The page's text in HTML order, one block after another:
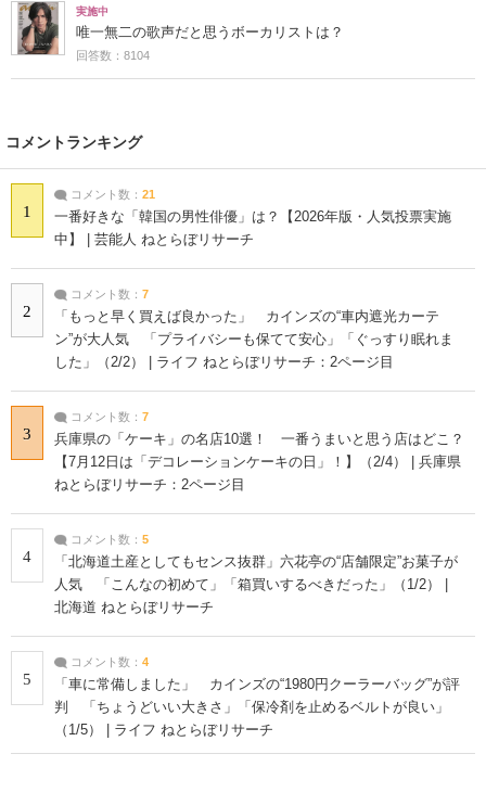
実施中
唯一無二の歌声だと思うボーカリストは？
回答数：8104
コメントランキング
1
コメント数： 21
一番好きな「韓国の男性俳優」は？【2026年版・人気投票実施
中】 | 芸能人 ねとらぼリサーチ
2
コメント数： 7
「もっと早く買えば良かった」 カインズの“車内遮光カーテ
ン”が大人気 「プライバシーも保てて安心」「ぐっすり眠れま
した」（2/2） | ライフ ねとらぼリサーチ：2ページ目
3
コメント数： 7
兵庫県の「ケーキ」の名店10選！ 一番うまいと思う店はどこ？
【7月12日は「デコレーションケーキの日」！】（2/4） | 兵庫県
ねとらぼリサーチ：2ページ目
4
コメント数： 5
「北海道土産としてもセンス抜群」六花亭の“店舗限定”お菓子が
人気 「こんなの初めて」「箱買いするべきだった」（1/2） |
北海道 ねとらぼリサーチ
5
コメント数： 4
「車に常備しました」 カインズの“1980円クーラーバッグ”が評
判 「ちょうどいい大きさ」「保冷剤を止めるベルトが良い」
（1/5） | ライフ ねとらぼリサーチ